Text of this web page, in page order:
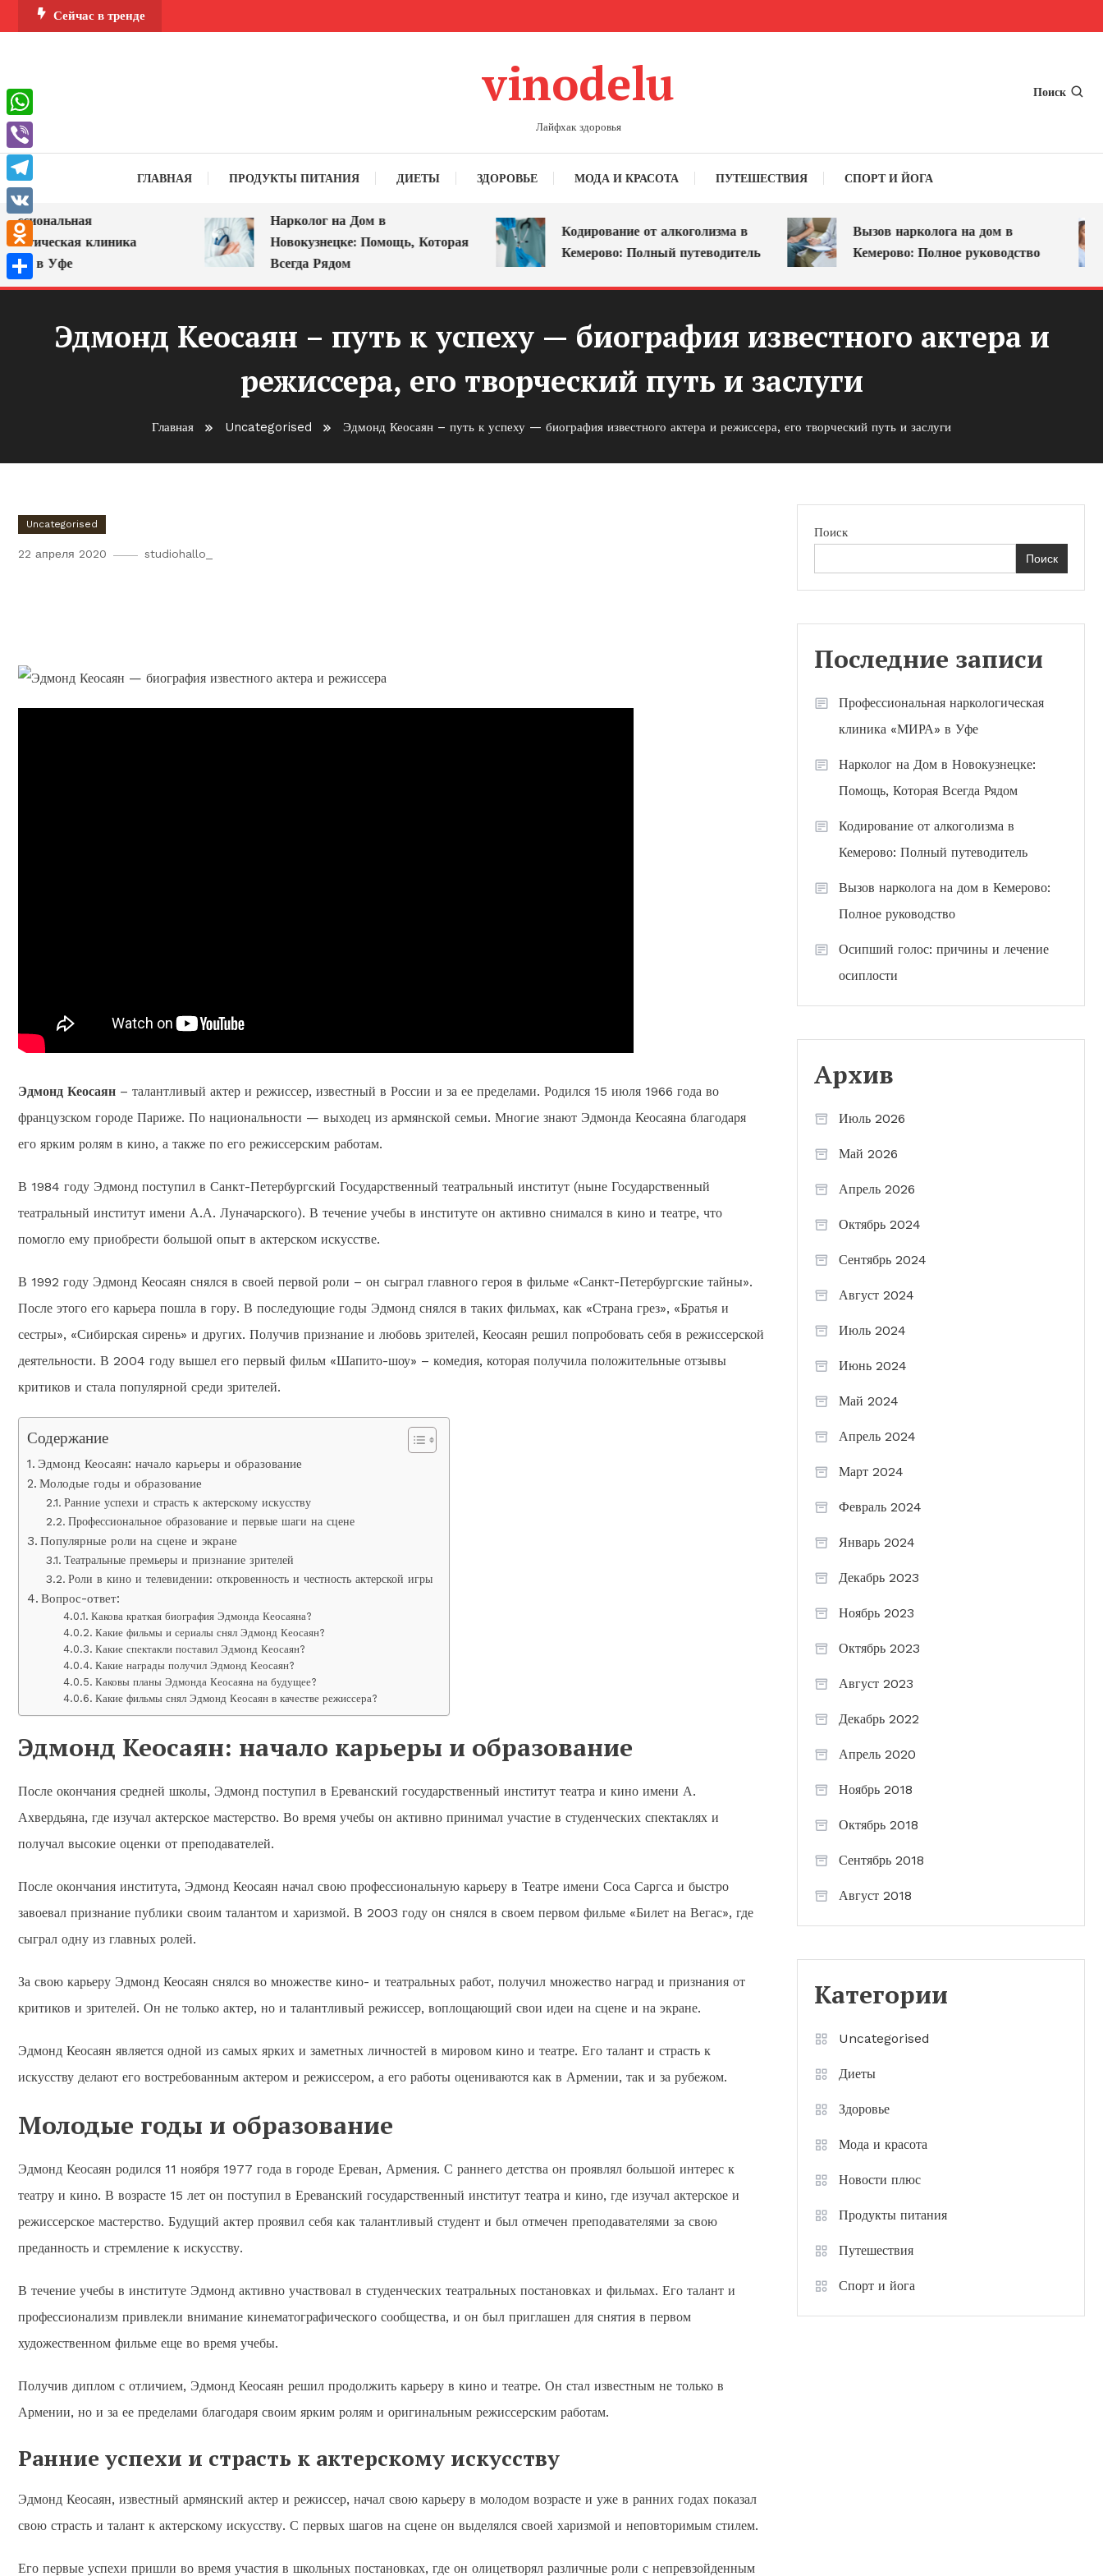
Перейти
к
Сейчас в тренде
vinodelu
Лайфхак здоровья
Поиск
ГЛАВНАЯ ПРОДУКТЫ ПИТАНИЯ ДИЕТЫ ЗДОРОВЬЕ МОДА И КРАСОТА ПУТЕШЕСТВИЯ СПОРТ И ЙОГА
клиника
в Уфе
Нарколог на Дом в
Новокузнецке: Помощь, Которая
Всегда Рядом
Кодирование от алкоголизма в
Кемерово: Полный путеводитель
Вызов нарколога на дом в
Кемерово: Полное руководство
Эдмонд Кеосаян – путь к успеху — биография известного актера и
режиссера, его творческий путь и заслуги
Главная Uncategorised Эдмонд Кеосаян – путь к успеху — биография известного актера и режиссера, его творческий путь и заслуги
Uncategorised
22 апреля 2020 studiohallo_
Эдмонд Кеосаян – талантливый актер и режиссер, известный в России и за ее пределами. Родился 15 июля 1966 года во
французском городе Париже. По национальности — выходец из армянской семьи. Многие знают Эдмонда Кеосаяна благодаря
его ярким ролям в кино, а также по его режиссерским работам.
В 1984 году Эдмонд поступил в Санкт-Петербургский Государственный театральный институт (ныне Государственный
театральный институт имени А.А. Луначарского). В течение учебы в институте он активно снимался в кино и театре, что
помогло ему приобрести большой опыт в актерском искусстве.
В 1992 году Эдмонд Кеосаян снялся в своей первой роли – он сыграл главного героя в фильме «Санкт-Петербургские тайны».
После этого его карьера пошла в гору. В последующие годы Эдмонд снялся в таких фильмах, как «Страна грез», «Братья и
сестры», «Сибирская сирень» и других. Получив признание и любовь зрителей, Кеосаян решил попробовать себя в режиссерской
деятельности. В 2004 году вышел его первый фильм «Шапито-шоу» – комедия, которая получила положительные отзывы
критиков и стала популярной среди зрителей.
Содержание
Эдмонд Кеосаян: начало карьеры и образование
Молодые годы и образование
Ранние успехи и страсть к актерскому искусству
Профессиональное образование и первые шаги на сцене
Популярные роли на сцене и экране
Театральные премьеры и признание зрителей
Роли в кино и телевидении: откровенность и честность актерской игры
Вопрос-ответ:
Какова краткая биография Эдмонда Кеосаяна?
Какие фильмы и сериалы снял Эдмонд Кеосаян?
Какие спектакли поставил Эдмонд Кеосаян?
Какие награды получил Эдмонд Кеосаян?
Каковы планы Эдмонда Кеосаяна на будущее?
Какие фильмы снял Эдмонд Кеосаян в качестве режиссера?
Эдмонд Кеосаян: начало карьеры и образование
После окончания средней школы, Эдмонд поступил в Ереванский государственный институт театра и кино имени А.
Ахвердьяна, где изучал актерское мастерство. Во время учебы он активно принимал участие в студенческих спектаклях и
получал высокие оценки от преподавателей.
После окончания института, Эдмонд Кеосаян начал свою профессиональную карьеру в Театре имени Соса Саргса и быстро
завоевал признание публики своим талантом и харизмой. В 2003 году он снялся в своем первом фильме «Билет на Вегас», где
сыграл одну из главных ролей.
За свою карьеру Эдмонд Кеосаян снялся во множестве кино- и театральных работ, получил множество наград и признания от
критиков и зрителей. Он не только актер, но и талантливый режиссер, воплощающий свои идеи на сцене и на экране.
Эдмонд Кеосаян является одной из самых ярких и заметных личностей в мировом кино и театре. Его талант и страсть к
искусству делают его востребованным актером и режиссером, а его работы оцениваются как в Армении, так и за рубежом.
Молодые годы и образование
Эдмонд Кеосаян родился 11 ноября 1977 года в городе Ереван, Армения. С раннего детства он проявлял большой интерес к
театру и кино. В возрасте 15 лет он поступил в Ереванский государственный институт театра и кино, где изучал актерское и
режиссерское мастерство. Будущий актер проявил себя как талантливый студент и был отмечен преподавателями за свою
преданность и стремление к искусству.
В течение учебы в институте Эдмонд активно участвовал в студенческих театральных постановках и фильмах. Его талант и
профессионализм привлекли внимание кинематографического сообщества, и он был приглашен для снятия в первом
художественном фильме еще во время учебы.
Получив диплом с отличием, Эдмонд Кеосаян решил продолжить карьеру в кино и театре. Он стал известным не только в
Армении, но и за ее пределами благодаря своим ярким ролям и оригинальным режиссерским работам.
Ранние успехи и страсть к актерскому искусству
Эдмонд Кеосаян, известный армянский актер и режиссер, начал свою карьеру в молодом возрасте и уже в ранних годах показал
свою страсть и талант к актерскому искусству. С первых шагов на сцене он выделялся своей харизмой и неповторимым стилем.
Его первые успехи пришли во время участия в школьных постановках, где он олицетворял различные роли с непревзойденным
Поиск
Поиск
Последние записи
Профессиональная наркологическая
клиника «МИРА» в Уфе
Нарколог на Дом в Новокузнецке:
Помощь, Которая Всегда Рядом
Кодирование от алкоголизма в
Кемерово: Полный путеводитель
Вызов нарколога на дом в Кемерово:
Полное руководство
Осипший голос: причины и лечение
осиплости
Архив
Июль 2026
Май 2026
Апрель 2026
Октябрь 2024
Сентябрь 2024
Август 2024
Июль 2024
Июнь 2024
Май 2024
Апрель 2024
Март 2024
Февраль 2024
Январь 2024
Декабрь 2023
Ноябрь 2023
Октябрь 2023
Август 2023
Декабрь 2022
Апрель 2020
Ноябрь 2018
Октябрь 2018
Сентябрь 2018
Август 2018
Категории
Uncategorised
Диеты
Здоровье
Мода и красота
Новости плюс
Продукты питания
Путешествия
Спорт и йога
WhatsApp
Viber
Telegram
VK
Odnoklassniki
Отправить